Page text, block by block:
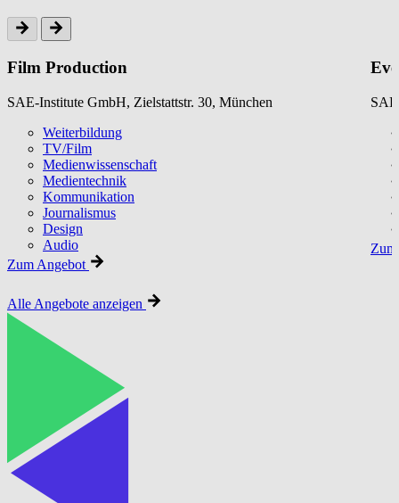
Film Production
SAE-Institute GmbH, Zielstattstr. 30, München
Weiterbildung
TV/Film
Medienwissenschaft
Medientechnik
Kommunikation
Journalismus
Design
Audio
Zum Angebot
Alle Angebote anzeigen